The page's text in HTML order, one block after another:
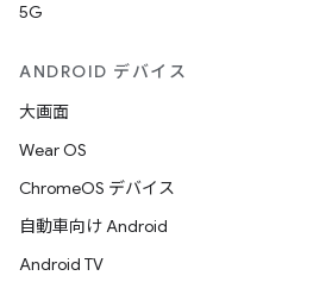
5G
ANDROID デバイス
大画面
Wear OS
ChromeOS デバイス
自動車向け Android
Android TV